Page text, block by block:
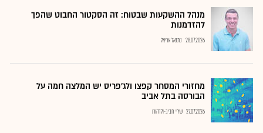
מנהל ההשקעות שבטוח: זה הסקטור החבוט שהפך
להזדמנות
28.07.2026 נתנאל אריאל
מחזורי המסחר קפצו ולג'פריס יש המלצה חמה על
הבורסה בתל אביב
27.07.2026 שירי חביב-ולדהורן